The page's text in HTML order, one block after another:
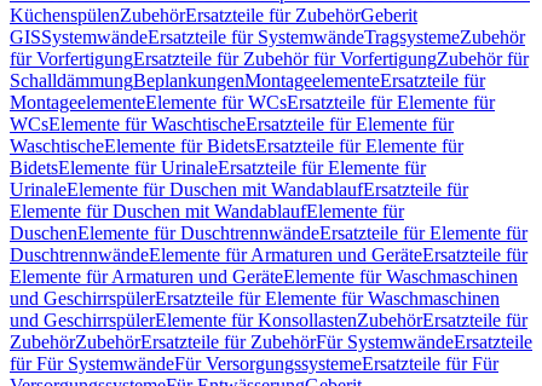
KüchenspülenZubehörErsatzteile für ZubehörGeberit
GISSystemwändeErsatzteile für SystemwändeTragsystemeZubehör
für VorfertigungErsatzteile für Zubehör für VorfertigungZubehör für
SchalldämmungBeplankungenMontageelementeErsatzteile für
MontageelementeElemente für WCsErsatzteile für Elemente für
WCsElemente für WaschtischeErsatzteile für Elemente für
WaschtischeElemente für BidetsErsatzteile für Elemente für
BidetsElemente für UrinaleErsatzteile für Elemente für
UrinaleElemente für Duschen mit WandablaufErsatzteile für
Elemente für Duschen mit WandablaufElemente für
DuschenElemente für DuschtrennwändeErsatzteile für Elemente für
DuschtrennwändeElemente für Armaturen und GeräteErsatzteile für
Elemente für Armaturen und GeräteElemente für Waschmaschinen
und GeschirrspülerErsatzteile für Elemente für Waschmaschinen
und GeschirrspülerElemente für KonsollastenZubehörErsatzteile für
ZubehörZubehörErsatzteile für ZubehörFür SystemwändeErsatzteile
für Für SystemwändeFür VersorgungssystemeErsatzteile für Für